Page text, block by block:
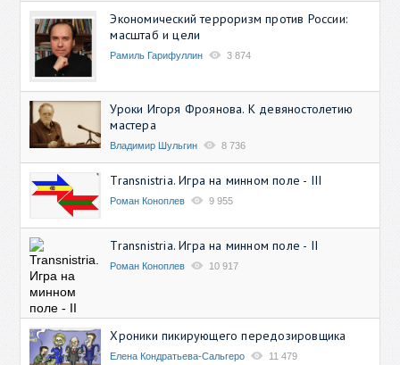
Экономический терроризм против России:
масштаб и цели
Рамиль Гарифуллин 3 874
Уроки Игоря Фроянова. К девяностолетию
мастера
Владимир Шульгин 8 736
Transnistria. Игра на минном поле - III
Роман Коноплев 9 955
Transnistria. Игра на минном поле - II
Роман Коноплев 10 917
Хроники пикирующего передозировщика
Елена Кондратьева-Сальгеро 11 479